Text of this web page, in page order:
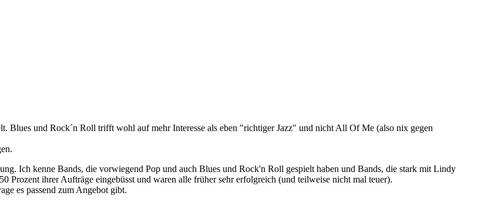
Blues und Rock´n Roll trifft wohl auf mehr Interesse als eben "richtiger Jazz" und nicht All Of Me (also nix gegen
Ich kenne Bands, die vorwiegend Pop und auch Blues und Rock'n Roll gespielt haben und Bands, die stark mit Lindy
Prozent ihrer Aufträge eingebüsst und waren alle früher sehr erfolgreich (und teilweise nicht mal teuer).
es passend zum Angebot gibt.